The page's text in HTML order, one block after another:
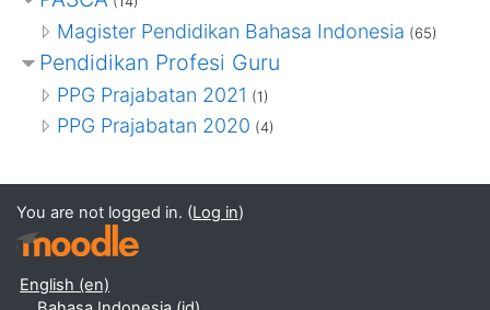
Magister Pendidikan Bahasa Indonesia (65)
Pendidikan Profesi Guru
PPG Prajabatan 2021 (1)
PPG Prajabatan 2020 (4)
You are not logged in. (Log in)
English ‎(en)‎